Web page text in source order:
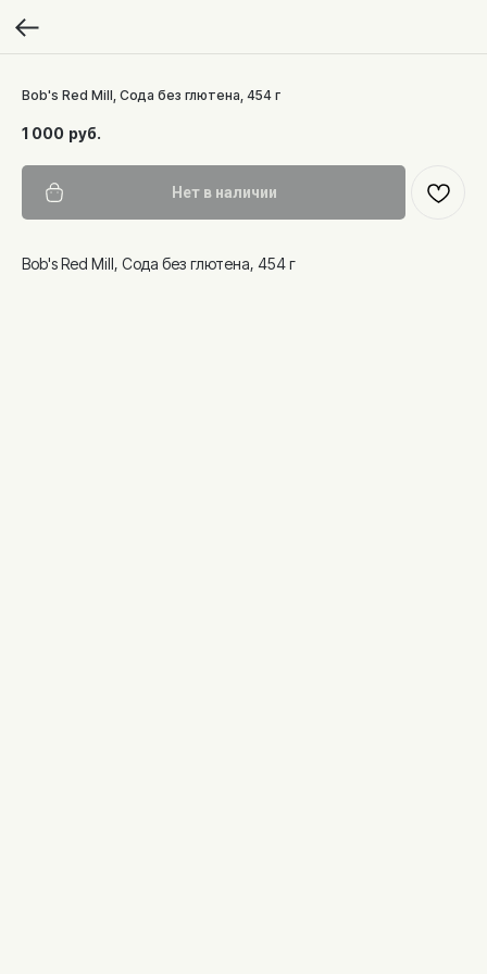
Bob's Red Mill, Сода без глютена, 454 г
1 000 руб.
Нет в наличии
Bob's Red Mill, Сода без глютена, 454 г